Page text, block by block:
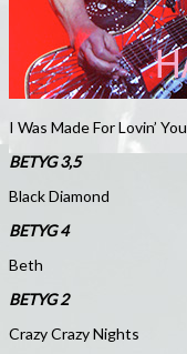
I Was Made For Lovin’ You
BETYG 3,5
Black Diamond
BETYG 4
Beth
BETYG 2
Crazy Crazy Nights